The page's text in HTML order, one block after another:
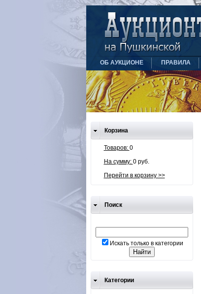
ОБ АУКЦИОНЕ ПРАВИЛА
Корзина
Товаров: 0
На сумму: 0 руб.
Перейти в корзину >>
Поиск
Искать только в категории
Категории